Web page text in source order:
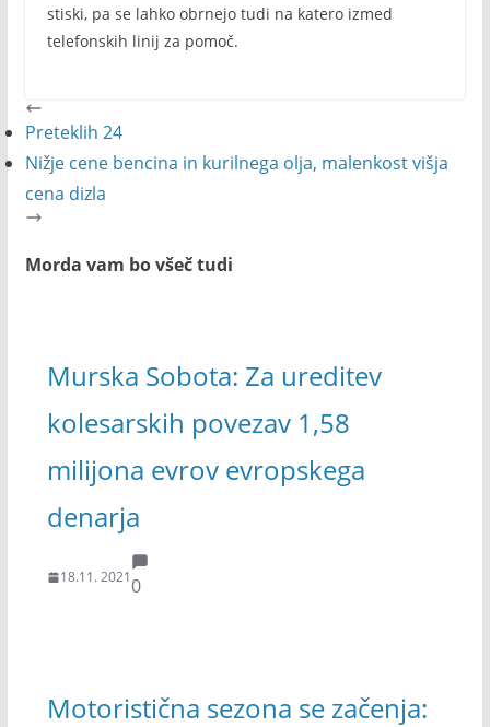
stiski, pa se lahko obrnejo tudi na katero izmed
telefonskih linij za pomoč.
Preteklih 24
Nižje cene bencina in kurilnega olja, malenkost višja
cena dizla
Morda vam bo všeč tudi
Murska Sobota: Za ureditev
kolesarskih povezav 1,58
milijona evrov evropskega
denarja
18.11. 20210
Motoristična sezona se začenja: